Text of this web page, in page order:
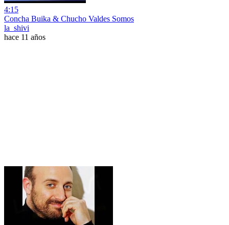
4:15
Concha Buika & Chucho Valdes Somos
la_shivi
hace 11 años